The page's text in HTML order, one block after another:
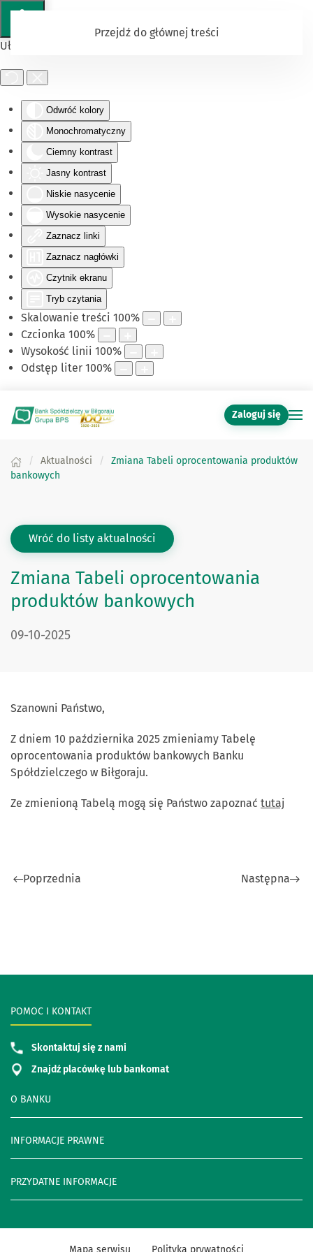
Ułatwienia dostępu
Odwróć kolory
Monochromatyczny
Ciemny kontrast
Jasny kontrast
Niskie nasycenie
Wysokie nasycenie
Zaznacz linki
Zaznacz nagłówki
Czytnik ekranu
Tryb czytania
Skalowanie treści 100%
Czcionka 100%
Wysokość linii 100%
Odstęp liter 100%
Przejdź do głównej treści
Zaloguj się
Aktualności
Zmiana Tabeli oprocentowania produktów
bankowych
Wróć do listy aktualności
Zmiana Tabeli oprocentowania
produktów bankowych
DATA PUBLIKACJI:
09-10-2025
Szanowni Państwo,
Z dniem 10 października 2025 zmieniamy Tabelę
oprocentowania produktów bankowych Banku
Spółdzielczego w Biłgoraju.
Ze zmienioną Tabelą mogą się Państwo zapoznać tutaj
Poprzednia Następna
O BANKU
INFORMACJE PRAWNE
PRZYDATNE INFORMACJE
POMOC I KONTAKT
Skontaktuj się z nami
Znajdź placówkę lub bankomat